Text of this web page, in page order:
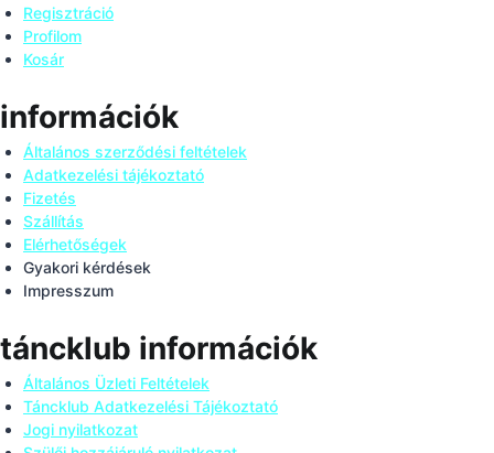
Regisztráció
Profilom
Kosár
információk
Általános szerződési feltételek
Adatkezelési tájékoztató
Fizetés
Szállítás
Elérhetőségek
Gyakori kérdések
Impresszum
táncklub információk
Általános Üzleti Feltételek
Táncklub Adatkezelési Tájékoztató
Jogi nyilatkozat